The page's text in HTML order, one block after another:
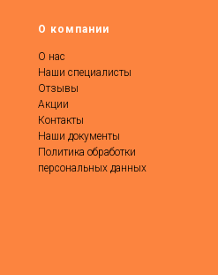
О компании
О нас
Наши специалисты
Отзывы
Акции
Контакты
Наши документы
Политика обработки
персональных данных